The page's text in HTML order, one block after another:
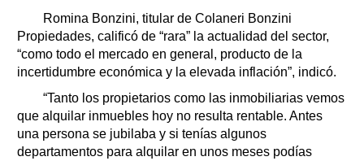
Romina Bonzini, titular de Colaneri Bonzini
Propiedades, calificó de “rara” la actualidad del sector,
“como todo el mercado en general, producto de la
incertidumbre económica y la elevada inflación”, indicó.
“Tanto los propietarios como las inmobiliarias vemos
que alquilar inmuebles hoy no resulta rentable. Antes
una persona se jubilaba y si tenías algunos
departamentos para alquilar en unos meses podías